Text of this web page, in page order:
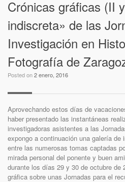
Crónicas gráficas (II
indiscreta» de las
Investigación en
Fotografía de
Posted on2 enero, 2016
Aprovechando estos días de
haber presentado las instantáneas
investigadoras asistentes a las
expongo a continuación una galería de
entre las numerosas tomas captadas
mirada personal del ponente y buen
durante los días 29 y 30 de octubre de
gráfica sobre unas Jornadas para el